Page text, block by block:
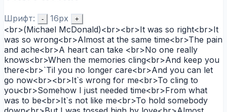
Шрифт: - 16px +
<br>(Michael McDonald)<br><br>It was so right<br>It
was so wrong<br>Almost at the same time<br>The pain
and ache<br>A heart can take <br>No one really
knows<br>When the memories cling<br>And keep you
there<br>`Til you no longer care<br>And you can let
go now<br><br>It`s wrong for me<br>To cling to
you<br>Somehow I just needed time<br>From what
was to be<br>It`s not like me<br>To hold somebody